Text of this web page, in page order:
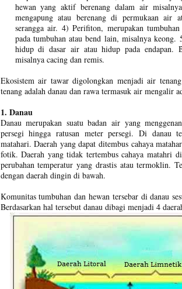
hewan yang aktif berenang dalam air
mengapung atau berenang di permukaan air
serangga air. 4) Perifiton, merupakan
pada tumbuhan atau bend lain, misalnya
hidup di dasar air atau hidup pada endapan.
misalnya cacing dan remis.
Ekosistem air tawar digolongkan menjadi air
tenang adalah danau dan rawa termasuk air mengalir
1. Danau
Danau merupakan suatu badan air yang
persegi hingga ratusan meter persegi. Di danau
matahari. Daerah yang dapat ditembus cahaya
fotik. Daerah yang tidak tertembus cahaya matahri
perubahan temperatur yang drastis atau termoklin.
dengan daerah dingin di bawah.
Komunitas tumbuhan dan hewan tersebar di danau
Berdasarkan hal tersebut danau dibagi menjadi 4